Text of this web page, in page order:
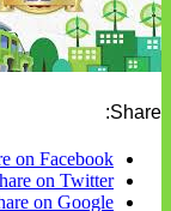
Share:
on Facebook
on Twitter
on Google+